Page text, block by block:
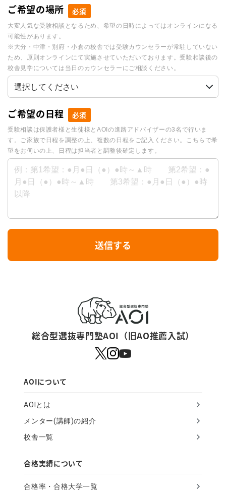
ご希望の場所 必須
大変人気な受験相談となるため、希望の日時によってはオンラインになる
可能性があります。
※大分・中津・別府・小倉の校舎では受験カウンセラーが常駐していない
ため、原則オンラインにて実施させていただいております。受験相談後の
校舎見学については当日のカウンセラーにご相談ください。
ご希望の日程 必須
受験相談は保護者様と生徒様とAOIの進路アドバイザーの3名で行いま
す。ご家族で日程を調整の上、複数の日程をご記入ください。こちらで希
望をお伺いの上、日程は担当者と調整後確定します。
I
送信する
総合型選抜専門塾AOI（旧AO推薦入試）
AOIについて
AOIとは
メンター(講師)の紹介
校舎一覧
合格実績について
合格率・合格大学一覧